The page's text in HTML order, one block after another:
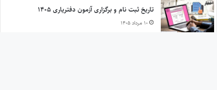
تاریخ ثبت نام و برگزاری آزمون دفتریاری ۱۴۰۵
۱۰ مرداد ۱۴۰۵